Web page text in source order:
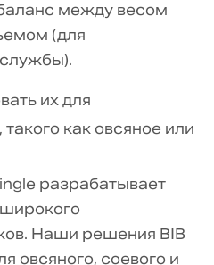
между весом
(для
их для
как овсяное или
разрабатывает
Наши решения BIB
овсяного, соевого и